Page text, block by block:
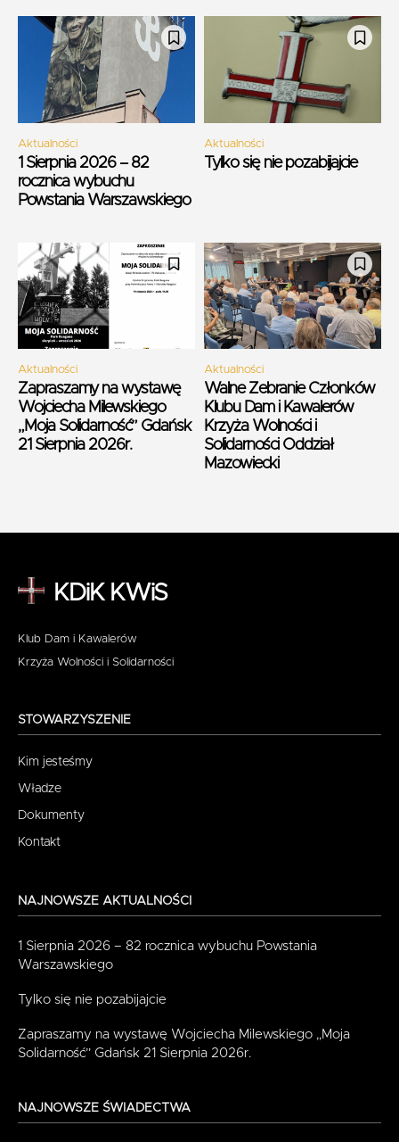
Aktualności
1 Sierpnia 2026 – 82
rocznica wybuchu
Powstania Warszawskiego
Aktualności
Tylko się nie pozabijajcie
Aktualności
Zapraszamy na wystawę
Wojciecha Milewskiego
„Moja Solidarność” Gdańsk
21 Sierpnia 2026r.
Aktualności
Walne Zebranie Członków
Klubu Dam i Kawalerów
Krzyża Wolności i
Solidarności Oddział
Mazowiecki
KDiK KWiS
Klub Dam i Kawalerów
Krzyża Wolności i Solidarności
STOWARZYSZENIE
Kim jesteśmy
Władze
Dokumenty
Kontakt
NAJNOWSZE AKTUALNOŚCI
1 Sierpnia 2026 – 82 rocznica wybuchu Powstania
Warszawskiego
Tylko się nie pozabijajcie
Zapraszamy na wystawę Wojciecha Milewskiego „Moja
Solidarność” Gdańsk 21 Sierpnia 2026r.
NAJNOWSZE ŚWIADECTWA